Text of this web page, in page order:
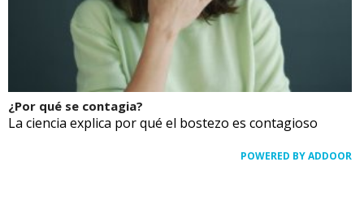
¿Por qué se contagia?
La ciencia explica por qué el bostezo es contagioso
POWERED BY ADDOOR